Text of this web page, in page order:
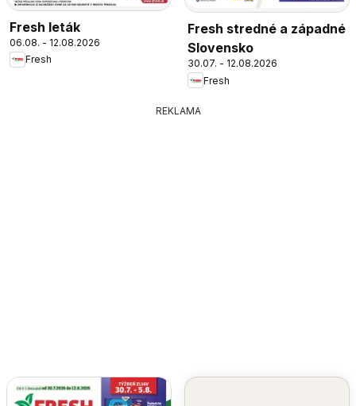
Fresh leták
06.08. - 12.08.2026
Fresh
Fresh stredné a západné
Slovensko
30.07. - 12.08.2026
Fresh
REKLAMA